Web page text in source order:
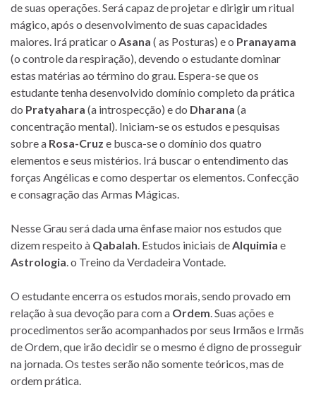
de suas operações. Será capaz de projetar e dirigir um ritual
mágico, após o desenvolvimento de suas capacidades
maiores. Irá praticar o Asana ( as Posturas) e o Pranayama
(o controle da respiração), devendo o estudante dominar
estas matérias ao término do grau. Espera-se que os
estudante tenha desenvolvido domínio completo da prática
do Pratyahara (a introspecção) e do Dharana (a
concentração mental). Iniciam-se os estudos e pesquisas
sobre a Rosa-Cruz e busca-se o domínio dos quatro
elementos e seus mistérios. Irá buscar o entendimento das
forças Angélicas e como despertar os elementos. Confecção
e consagração das Armas Mágicas.
Nesse Grau será dada uma ênfase maior nos estudos que
dizem respeito à Qabalah. Estudos iniciais deAlquimia e
Astrologia. o Treino da Verdadeira Vontade.
O estudante encerra os estudos morais, sendo provado em
relação à sua devoção para com a Ordem. Suas ações e
procedimentos serão acompanhados por seus Irmãos e Irmãs
de Ordem, que irão decidir se o mesmo é digno de prosseguir
na jornada. Os testes serão não somente teóricos, mas de
ordem prática.